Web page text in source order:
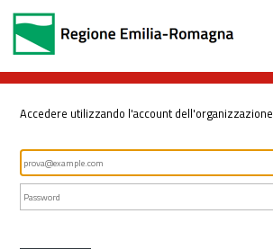
Accedere utilizzando l'account dell'organizzazione